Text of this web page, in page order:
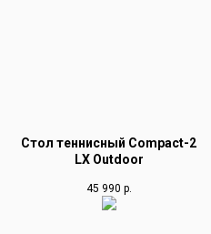
Стол теннисный Compact-2
LX Outdoor
45 990 р.